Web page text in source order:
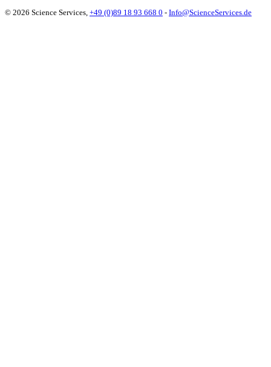
© 2026 Science Services, +49 (0)89 18 93 668 0 - Info@ScienceServices.de